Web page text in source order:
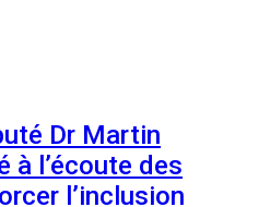
Dr Martin
à l’écoute des
l’inclusion